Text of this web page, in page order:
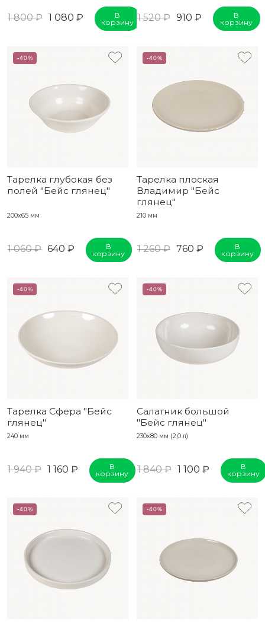
1 800 ₽ 1 080 ₽
В
корзину 1 520 ₽ 910 ₽
В
корзину
-40%
Тарелка глубокая без
полей "Бейс глянец"
200x65 мм
1 060 ₽ 640 ₽
В
корзину
-40%
Тарелка плоская
Владимир "Бейс
глянец"
210 мм
1 260 ₽ 760 ₽
В
корзину
-40%
Тарелка Сфера "Бейс
глянец"
240 мм
1 940 ₽ 1 160 ₽
В
корзину
-40%
Салатник большой
"Бейс глянец"
230х80 мм (2,0 л)
1 840 ₽ 1 100 ₽
В
корзину
-40% -40%